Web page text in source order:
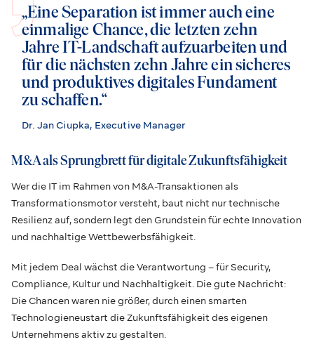
„Eine Separation ist immer auch eine
einmalige Chance, die letzten zehn
Jahre IT-Landschaft aufzuarbeiten und
für die nächsten zehn Jahre ein sicheres
und produktives digitales Fundament
zu schaffen.“
Dr. Jan Ciupka, Executive Manager
M&A als Sprungbrett für digitale Zukunftsfähigkeit
Wer die IT im Rahmen von M&A-Transaktionen als
Transformationsmotor versteht, baut nicht nur technische
Resilienz auf, sondern legt den Grundstein für echte Innovation
und nachhaltige Wettbewerbsfähigkeit.
Mit jedem Deal wächst die Verantwortung – für Security,
Compliance, Kultur und Nachhaltigkeit. Die gute Nachricht:
Die Chancen waren nie größer, durch einen smarten
Technologieneustart die Zukunftsfähigkeit des eigenen
Unternehmens aktiv zu gestalten.